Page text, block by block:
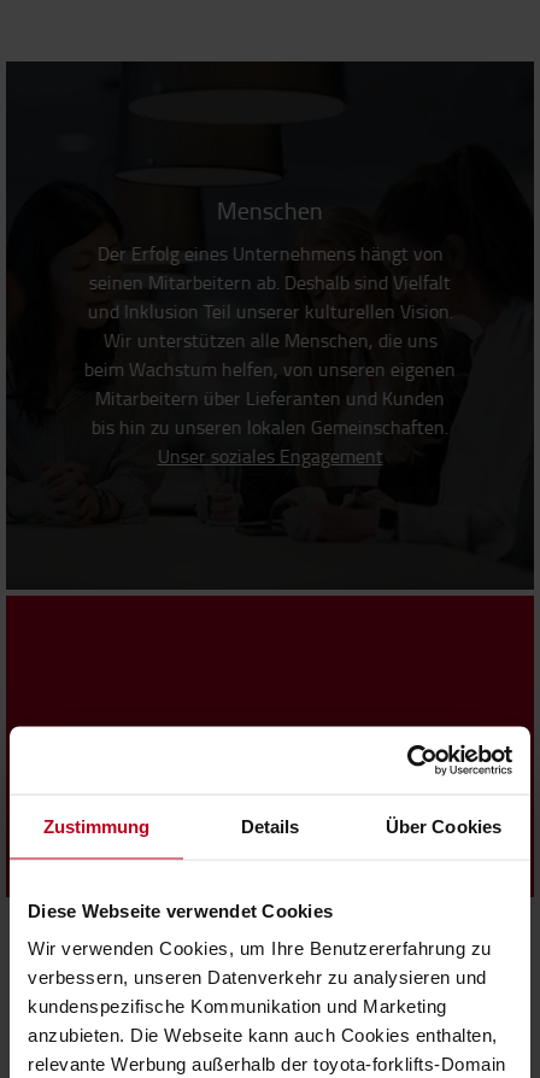
Zustimmung Details Über Cookies
Diese Webseite verwendet Cookies
Wir verwenden Cookies, um Ihre Benutzererfahrung zu
verbessern, unseren Datenverkehr zu analysieren und
kundenspezifische Kommunikation und Marketing
anzubieten. Die Webseite kann auch Cookies enthalten,
relevante Werbung außerhalb der toyota-forklifts-Domain
Menschen
Der Erfolg eines Unternehmens hängt von
seinen Mitarbeitern ab. Deshalb sind Vielfalt
und Inklusion Teil unserer kulturellen Vision.
Wir unterstützen alle Menschen, die uns
beim Wachstum helfen, von unseren eigenen
Mitarbeitern über Lieferanten und Kunden
bis hin zu unseren lokalen Gemeinschaften.
Unser soziales Engagement
Alle unsere Bemühungen zur Verbesserung
unserer Gabelstapler, Lösungen und Prozesse
haben ein Hauptziel: maximale Sicherheit für
OUnsere Sicherheitsvision
Unsere strategischen
Nachhaltigkeitsverpflichtungen
Wir integrierenUmwelt-, Sozial- und Governance-